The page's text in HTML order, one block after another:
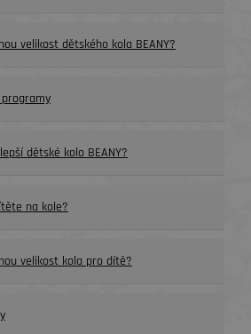
velikost dětského kola BEANY?
dětské kolo BEANY?
na kole?
velikost kola pro dítě?